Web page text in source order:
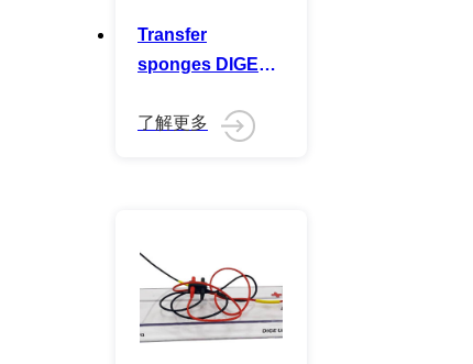
Transfer
sponges DIGE